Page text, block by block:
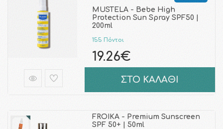
MUSTELA - Bebe High
Protection Sun Spray SPF50 |
200ml
155 Πόντοι
19.26€
ΣΤΟ ΚΑΛΑΘΙ
FROIKA - Premium Sunscreen
SPF 50+ | 50ml